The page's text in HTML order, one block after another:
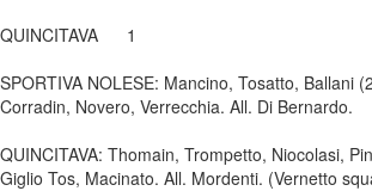
QUINCITAVA 1
SPORTIVA NOLESE: Mancino, Tosatto, Ballani
Corradin, Novero, Verrecchia. All. Di Bernardo.
QUINCITAVA: Thomain, Trompetto, Niocolasi,
Giglio Tos, Macinato. All. Mordenti. (Vernetto